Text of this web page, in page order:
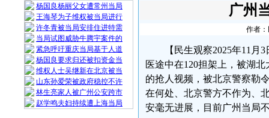
杨国良杨丽父女遭常州当局
王海琴为子维权被当局进行
许冬青被当局安排住进特需
当局试图威胁牛腾宇案件的
紧急呼吁重庆当局基于人道
杨国良要求归还被扣资金当
维权人士吴继新在北京被当
山东孙爱荣被政府稳控不许
林生亮家人被广州公安跨市
赵学鸣夫妇持续遭上海当局
广州
作者：
【民生观察2025年11
医途中在120担架上，被湖
的抢人视频，被北京警察勒
在何处、北京警方不作为、
安毫无进展，目前广州当局